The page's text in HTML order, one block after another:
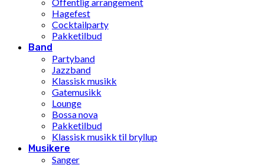
Offentlig arrangement
Hagefest
Cocktailparty
Pakketilbud
Band
Partyband
Jazzband
Klassisk musikk
Gatemusikk
Lounge
Bossa nova
Pakketilbud
Klassisk musikk til bryllup
Musikere
Sanger